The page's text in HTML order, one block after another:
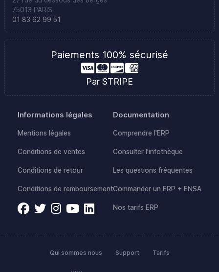
75013 PARIS
01 83 62 99 51
Paiements 100% sécurisé
Par STRIPE
Informations légales
Mentions légales
Conditions de ventes
Conditions de retour
Conditions de remboursement
Documentation
Comprendre l'ERP
Consulter l'infothèque
Les questions fréquentes
Commander un ERP + ENSA
Nos tarifs ERP
Qui sommes nous Support Tarifs